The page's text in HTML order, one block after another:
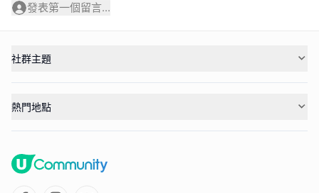
發表第一個留言...
社群主題
熱門地點